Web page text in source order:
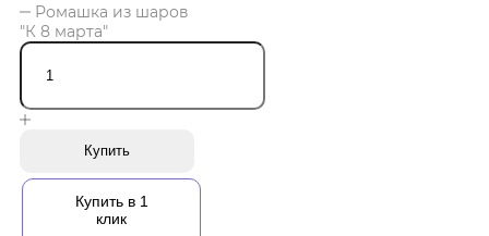
Ромашка из шаров
"К 8 марта"
Купить
Купить в 1
клик